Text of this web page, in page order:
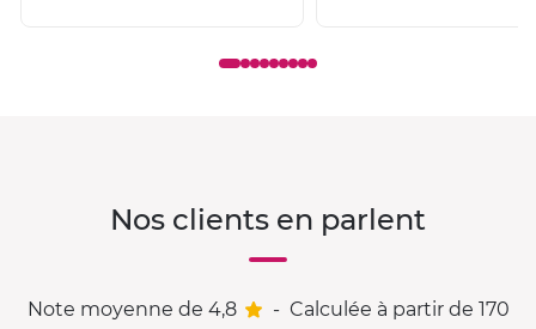
Nos clients en parlent
Note moyenne de 4,8 - Calculée à partir de 170